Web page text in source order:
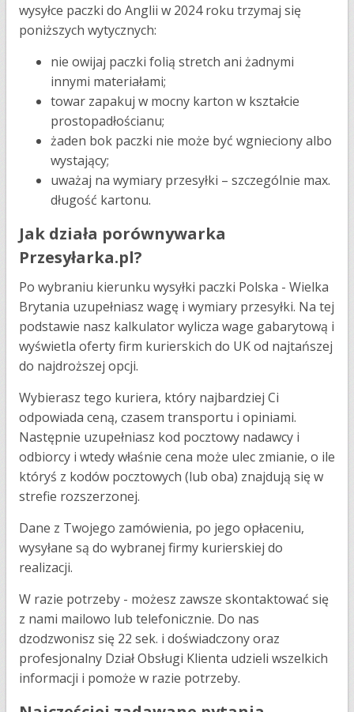
wysyłce paczki do Anglii w 2024 roku trzymaj się
poniższych wytycznych:
nie owijaj paczki folią stretch ani żadnymi
innymi materiałami;
towar zapakuj w mocny karton w kształcie
prostopadłościanu;
żaden bok paczki nie może być wgnieciony albo
wystający;
uważaj na wymiary przesyłki – szczególnie max.
długość kartonu.
Jak działa porównywarka
Przesyłarka.pl?
Po wybraniu kierunku wysyłki paczki Polska - Wielka
Brytania uzupełniasz wagę i wymiary przesyłki. Na tej
podstawie nasz kalkulator wylicza wage gabarytową i
wyświetla oferty firm kurierskich do UK od najtańszej
do najdroższej opcji.
Wybierasz tego kuriera, który najbardziej Ci
odpowiada ceną, czasem transportu i opiniami.
Następnie uzupełniasz kod pocztowy nadawcy i
odbiorcy i wtedy właśnie cena może ulec zmianie, o ile
któryś z kodów pocztowych (lub oba) znajdują się w
strefie rozszerzonej.
Dane z Twojego zamówienia, po jego opłaceniu,
wysyłane są do wybranej firmy kurierskiej do
realizacji.
W razie potrzeby - możesz zawsze skontaktować się
z nami mailowo lub telefonicznie. Do nas
dzodzwonisz się 22 sek. i doświadczony oraz
profesjonalny Dział Obsługi Klienta udzieli wszelkich
informacji i pomoże w razie potrzeby.